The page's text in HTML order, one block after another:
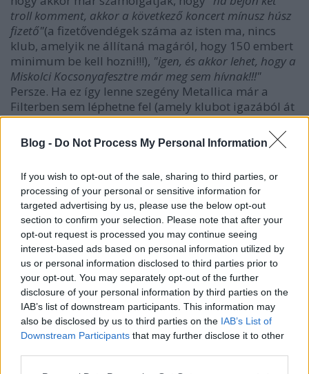
Blog - Do Not Process My Personal Information
If you wish to opt-out of the sale, sharing to third parties, or
processing of your personal or sensitive information for
targeted advertising by us, please use the below opt-out
section to confirm your selection. Please note that after your
opt-out request is processed you may continue seeing
interest-based ads based on personal information utilized by
us or personal information disclosed to third parties prior to
your opt-out. You may separately opt-out of the further
disclosure of your personal information by third parties on the
IAB’s list of downstream participants. This information may
also be disclosed by us to third parties on the IAB’s List of
Downstream Participants that may further disclose it to other
troll komment, akkor a következő koncert mínusz húsz
fizető"(a fizetővendégek száma az isten ma, nincs
klub, amelyik ne állítaná magáról, hogy 150 embert
minimum be kell hozni!!!), "igen, és akkor lehet, hogy a
Miskolci Kocsonyafesztre már meg sem hívnak!!!"
Persze. Ha ez így lenne szegény Metallica már a
Filterben sem léphetne fel (amely klubot igazából át
is lehetne nevezniVégstádiumra).
Variáció 1:"Tiltsuk le a kommentelést/fórumot!"-
bullshit vagy penetránsan rossz. Okos popzenész a
kommenteket statisztikába rendezi, segítségével
belelát a célközönség agyába, míg a buta popzenész
retteg tőle. A Gangnam Style a szarvihar ellenére lett
örökzöld. Jé. Még egy: emlékszünk arra, amikor
Kétfarkú Kutyát kitiltották azEgymillióan a
sajtószabadságért csoportból? A szabadságot istenítő
műfajokban (rock, metal, punk) ez különösen kínos.
Van egy szó arra, amikor valakiről csak jót szabad
írni: diktatúra.
zenekar egy vagy több tagja kínos
hőbörgést rendez a kommentek közt. Mentség, hogy